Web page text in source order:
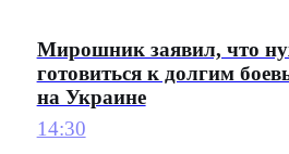
Мирошник заявил, что
готовиться к долгим
на Украине
14:30